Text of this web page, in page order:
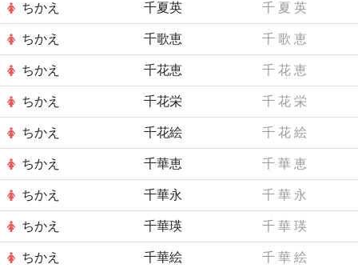
ちかえ 千夏英 千 夏 英
ちかえ 千歌恵 千 歌 恵
ちかえ 千花恵 千 花 恵
ちかえ 千花栄 千 花 栄
ちかえ 千花絵 千 花 絵
ちかえ 千華恵 千 華 恵
ちかえ 千華永 千 華 永
ちかえ 千華瑛 千 華 瑛
ちかえ 千華絵 千 華 絵